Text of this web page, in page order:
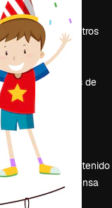
Precios
Sobre nosotros
Reviews
Empleo
Tendencias de
búsqueda
Blog
Eventos
Slidesgo
Vender contenido
Sala de prensa
¿Buscas